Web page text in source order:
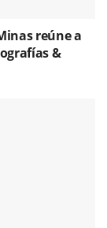
reúne a
&